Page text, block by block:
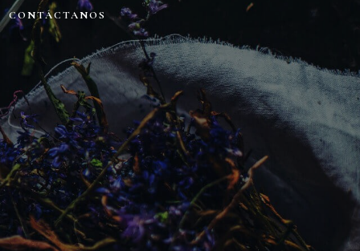
CONTÁCTANOS